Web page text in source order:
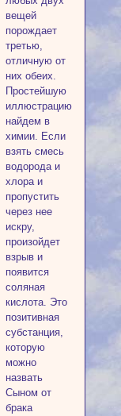
вещей
порождает
третью,
отличную от
них обеих.
Простейшую
иллюстрацию
найдем в
химии. Если
взять смесь
водорода и
хлора и
пропустить
через нее
искру,
произойдет
взрыв и
появится
соляная
кислота. Это
позитивная
субстанция,
которую
можно
назвать
Сыном от
брака